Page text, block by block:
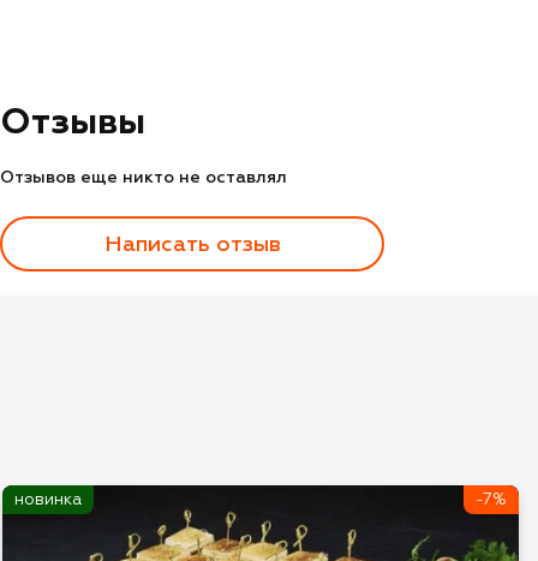
Отзывы
Отзывов еще никто не оставлял
Написать отзыв
новинка -7%